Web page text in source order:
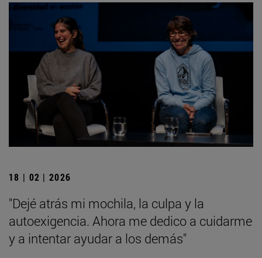
18 | 02 | 2026
"Dejé atrás mi mochila, la culpa y la
autoexigencia. Ahora me dedico a cuidarme
y a intentar ayudar a los demás"